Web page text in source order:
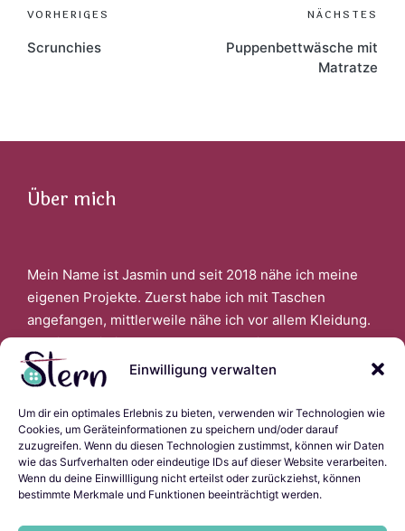
Einwilligung verwalten
Um dir ein optimales Erlebnis zu bieten, verwenden wir Technologien wie
Cookies, um Geräteinformationen zu speichern und/oder darauf
zuzugreifen. Wenn du diesen Technologien zustimmst, können wir Daten
wie das Surfverhalten oder eindeutige IDs auf dieser Website verarbeiten.
Wenn du deine Einwillligung nicht erteilst oder zurückziehst, können
bestimmte Merkmale und Funktionen beeinträchtigt werden.
Post
navigation
VORHERIGES
Scrunchies
NÄCHSTES
Puppenbettwäsche mit
Matratze
Über mich
Mein Name ist Jasmin und seit 2018 nähe ich meine
eigenen Projekte. Zuerst habe ich mit Taschen
angefangen, mittlerweile nähe ich vor allem Kleidung.
Faszinert bin ich auch davon, wenn ich aus alter
Kleidung Neues schaffen kann.
Links
Impressum
Datenschutzerklärung